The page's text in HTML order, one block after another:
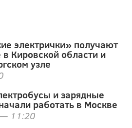
электрички» получают
в Кировской области и
узле
и зарядные
работать в Москве
11:20